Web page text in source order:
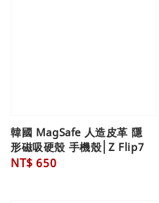
韓國 MagSafe 人造皮革 隱
形磁吸硬殼 手機殼│Z Flip7
Regular
NT$ 650